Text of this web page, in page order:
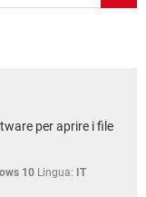
per aprire i file
10 Lingua: IT